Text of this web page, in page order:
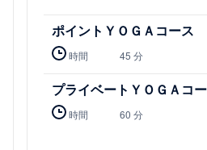
ポイントＹＯＧＡコース
時間 45 分
プライベートＹＯＧＡコ
時間 60 分